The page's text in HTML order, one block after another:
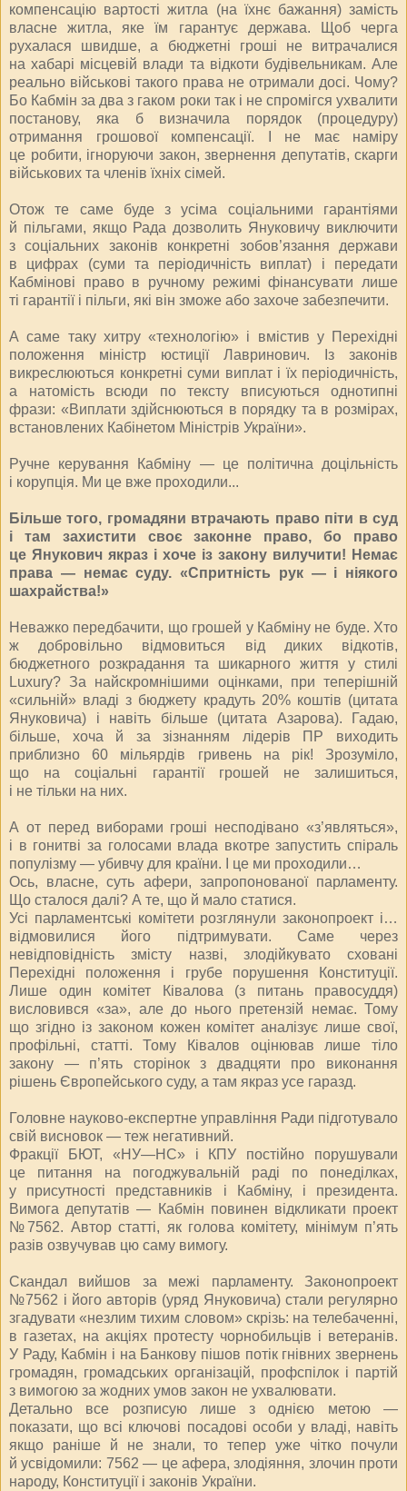
компенсацію вартості житла (на їхнє бажання) замість
власне житла, яке їм гарантує держава. Щоб черга
рухалася швидше, а бюджетні гроші не витрачалися
на хабарі місцевій влади та відкоти будівельникам. Але
реально військові такого права не отримали досі. Чому?
Бо Кабмін за два з гаком роки так і не спромігся ухвалити
постанову, яка б визначила порядок (процедуру)
отримання грошової компенсації. І не має наміру
це робити, ігноруючи закон, звернення депутатів, скарги
військових та членів їхніх сімей.
Отож те саме буде з усіма соціальними гарантіями
й пільгами, якщо Рада дозволить Януковичу виключити
з соціальних законів конкретні зобов’язан­ня держави
в цифрах (суми та періодичність виплат) і передати
Кабмінові право в ручному режимі фінансувати лише
ті гарантії і пільги, які він зможе або захоче забезпечити.
А саме таку хитру «технологію» і вмістив у Перехідні
положення міністр юстиції Лаврино­вич. Із законів
викреслюються конкретні суми виплат і їх періодичність,
а натомість всюди по тексту вписуються однотипні
фрази: «Виплати здійснюються в порядку та в розмірах,
встановлених Кабінетом Міністрів України».
Ручне керування Кабміну — це політична доцільність
і корупція. Ми це вже проходили...
Більше того, громадяни втрачають право піти в суд
і там захистити своє законне право, бо право
це Янукович якраз і хоче із закону вилучити! Немає
права — немає суду. «Спритність рук — і ніякого
шахрайства!»
Неважко передбачити, що грошей у Кабміну не буде. Хто
ж добровільно відмовиться від диких відкотів,
бюджетного розкрадання та шикарного життя у стилі
Luxury? За найскромнішими оцінками, при теперішній
«сильній» владі з бюджету крадуть 20% коштів (цитата
Януковича) і навіть більше (цитата Азарова). Гадаю,
більше, хоча й за зізнанням лідерів ПР виходить
приблизно 60 мільярдів гривень на рік! Зрозуміло,
що на соціальні гарантії грошей не залишиться,
і не тільки на них.
А от перед виборами гроші несподівано «з’являться»,
і в гонитві за голосами влада вкотре запустить спіраль
популізму — убивчу для країни. І це ми проходили…
Ось, власне, суть афери, запропонованої парламенту.
Що сталося далі? А те, що й мало статися.
Усі парламентські комітети розглянули законопроект і…
відмовилися його підтримувати. Саме через
невідповідність змісту назві, злодійкувато сховані
Перехідні положення і грубе порушення Конституції.
Лише один комітет Ківалова (з питань правосуддя)
висловився «за», але до нього претензій немає. Тому
що згідно із законом кожен комітет аналізує лише свої,
профільні, статті. Тому Ківалов оцінював лише тіло
закону — п’ять сторінок з двадцяти про виконання
рішень Європейського суду, а там якраз усе гаразд.
Головне науково-експертне управління Ради підготувало
свій висновок — теж негативний.
Фракції БЮТ, «НУ—НС» і КПУ постійно порушували
це питання на погоджувальній раді по понеділках,
у присутності представників і Кабміну, і президента.
Вимога депутатів — Кабмін повинен відкликати проект
№7562. Автор статті, як голова комітету, мінімум п’ять
разів озвучував цю саму вимогу.
Скандал вийшов за межі парламенту. Законопроект
№7562 і його авторів (уряд Януковича) стали регулярно
згадувати «незлим тихим словом» скрізь: на телебаченні,
в газетах, на акціях протесту чорнобильців і ветеранів.
У Раду, Кабмін і на Банкову пішов потік гнівних звернень
громадян, громадських організацій, профспілок і партій
з вимогою за жодних умов закон не ухвалювати.
Детально все розписую лише з однією метою —
показати, що всі ключові посадові особи у владі, навіть
якщо раніше й не знали, то тепер уже чітко почули
й усвідомили: 7562 — це афера, злодіяння, злочин проти
народу, Конституції і законів України.